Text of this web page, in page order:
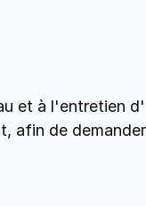
et à l'entretien
afin de